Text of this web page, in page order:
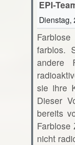
EPI-
Dienstag,
farblos.
andere
sie ihre
Dieser
bereits
Farblose
nicht